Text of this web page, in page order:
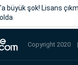
büyük şok! Lisans
Copyright 2020 |